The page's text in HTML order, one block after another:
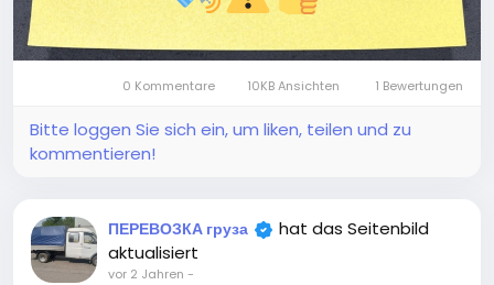
0 Kommentare 10KB Ansichten 1 Bewertungen
Bitte loggen Sie sich ein, um liken, teilen und zu
kommentieren!
ПЕРЕВОЗКА груза
hat das Seitenbild
aktualisiert
vor 2 Jahren -